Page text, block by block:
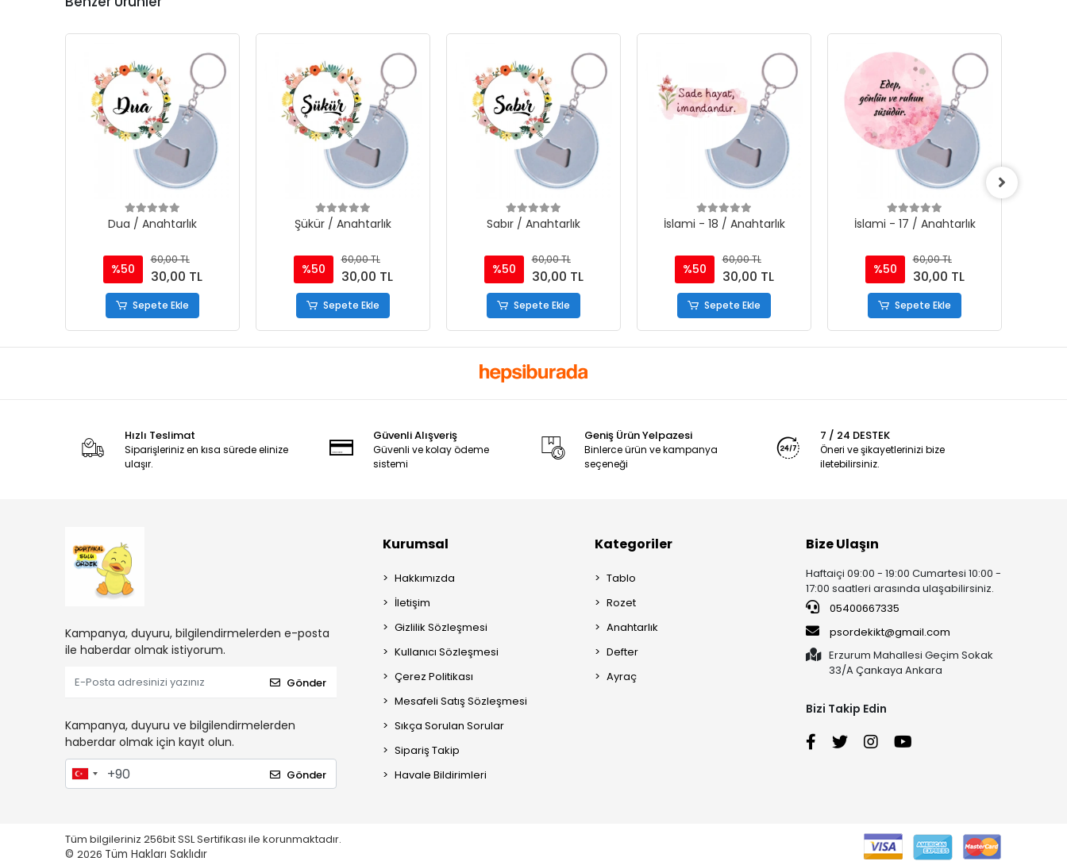
Dua / Anahtarlık
%50
60,00 TL
30,00 TL
Sepete Ekle
Şükür / Anahtarlık
%50
60,00 TL
30,00 TL
Sepete Ekle
Sabır / Anahtarlık
%50
60,00 TL
30,00 TL
Sepete Ekle
İslami - 18 / Anahtarlık
%50
60,00 TL
30,00 TL
Sepete Ekle
İslami - 17 / Anahtarlık
%50
60,00 TL
30,00 TL
Sepete Ekle
Hızlı Teslimat
Siparişleriniz en kısa sürede elinize
ulaşır.
Güvenli Alışveriş
Güvenli ve kolay ödeme
sistemi
Geniş Ürün Yelpazesi
Binlerce ürün ve kampanya
seçeneği
7 / 24 DESTEK
Öneri ve şikayetlerinizi bize
iletebilirsiniz.
Kampanya, duyuru, bilgilendirmelerden e-posta
ile haberdar olmak istiyorum.
Gönder
Kampanya, duyuru ve bilgilendirmelerden
haberdar olmak için kayıt olun.
Gönder
Kurumsal
Hakkımızda
İletişim
Gizlilik Sözleşmesi
Kullanıcı Sözleşmesi
Çerez Politikası
Mesafeli Satış Sözleşmesi
Sıkça Sorulan Sorular
Sipariş Takip
Havale Bildirimleri
Kategoriler
Tablo
Rozet
Anahtarlık
Defter
Ayraç
Bize Ulaşın
Haftaiçi 09:00 - 19:00 Cumartesi 10:00 -
17:00 saatleri arasında ulaşabilirsiniz.
05400667335
psordekikt@gmail.com
Erzurum Mahallesi Geçim Sokak
33/A Çankaya Ankara
Bizi Takip Edin
Tüm bilgileriniz 256bit SSL Sertifikası ile korunmaktadır.
© 2026 Tüm Hakları Saklıdır